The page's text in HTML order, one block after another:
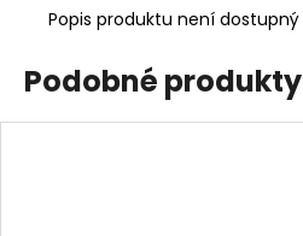
Popis produktu není dostupný
Podobné produkty